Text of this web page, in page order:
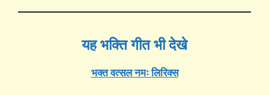
यह भक्ति गीत भी देखे
भक्त वत्सल नमः लिरिक्स